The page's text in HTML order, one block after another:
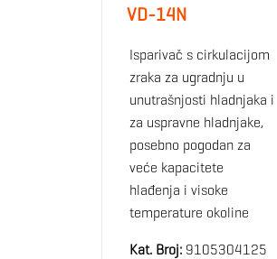
VD-14N
Isparivač s cirkulacijom
zraka za ugradnju u
unutrašnjosti hladnjaka i
za uspravne hladnjake,
posebno pogodan za
veće kapacitete
hlađenja i visoke
temperature okoline
Kat. Broj:9105304125